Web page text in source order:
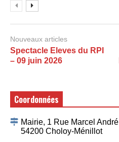
Nouveaux articles
Spectacle Eleves du RPI
– 09 juin 2026
Coordonnées
Mairie, 1 Rue Marcel André
54200 Choloy-Ménillot